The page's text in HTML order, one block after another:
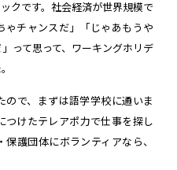
クです。社会経済が世界規模で
ゃチャンスだ」「じゃあもうや
って思って、ワーキングホリデ
で、まずは語学学校に通いま
つけたテレアポ力で仕事を探し
護団体にボランティアなら、